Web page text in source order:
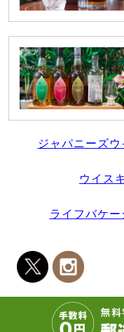
ジャパニーズ
ウイス
ライフバケ